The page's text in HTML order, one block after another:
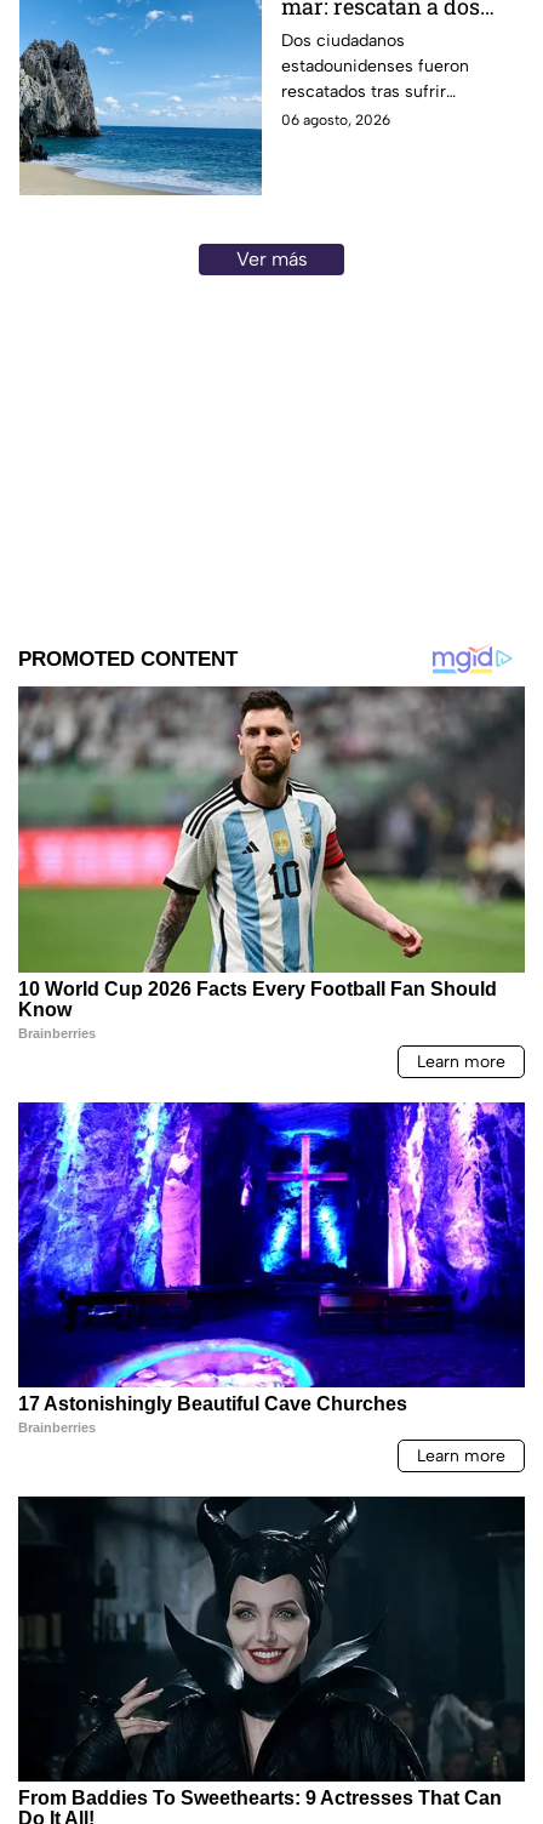
mar: rescatan a dos
turistas tras sufrir
problemas de salud en
aguas de Los Cabos
Dos ciudadanos
estadounidenses fueron
rescatados tras sufrir
emergencias médicas a bordo
06 agosto, 2026
Ver más